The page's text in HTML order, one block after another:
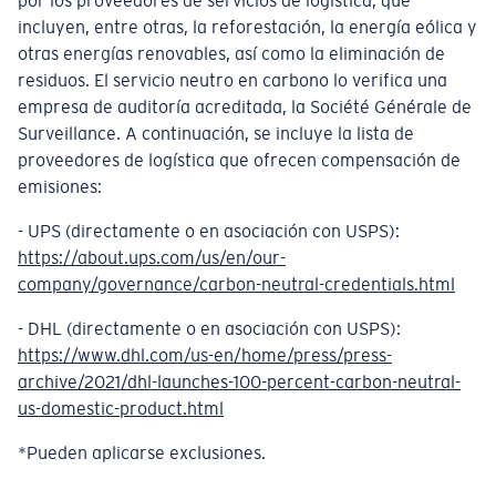
incluyen, entre otras, la reforestación, la energía eólica y
otras energías renovables, así como la eliminación de
residuos. El servicio neutro en carbono lo verifica una
empresa de auditoría acreditada, la Société Générale de
Surveillance. A continuación, se incluye la lista de
proveedores de logística que ofrecen compensación de
emisiones:
- UPS (directamente o en asociación con USPS):
https://about.ups.com/us/en/our-
company/governance/carbon-neutral-credentials.html
- DHL (directamente o en asociación con USPS):
https://www.dhl.com/us-en/home/press/press-
archive/2021/dhl-launches-100-percent-carbon-neutral-
us-domestic-product.html
*Pueden aplicarse exclusiones.